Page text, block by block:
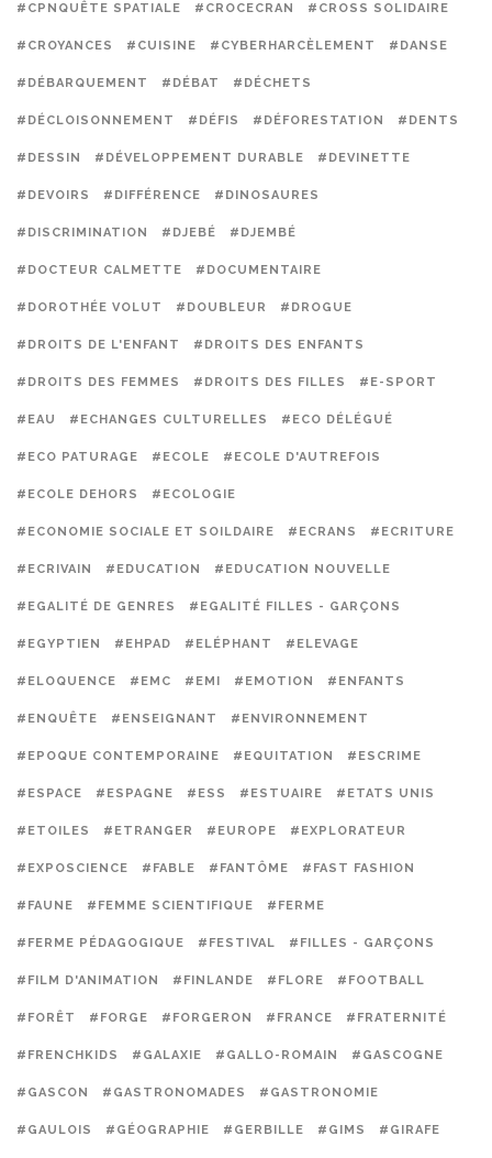
#CPNQUÊTE SPATIALE #CROCECRAN #CROSS SOLIDAIRE
#CROYANCES #CUISINE #CYBERHARCÈLEMENT #DANSE
#DÉBARQUEMENT #DÉBAT #DÉCHETS
#DÉCLOISONNEMENT #DÉFIS #DÉFORESTATION #DENTS
#DESSIN #DÉVELOPPEMENT DURABLE #DEVINETTE
#DEVOIRS #DIFFÉRENCE #DINOSAURES
#DISCRIMINATION #DJEBÉ #DJEMBÉ
#DOCTEUR CALMETTE #DOCUMENTAIRE
#DOROTHÉE VOLUT #DOUBLEUR #DROGUE
#DROITS DE L'ENFANT #DROITS DES ENFANTS
#DROITS DES FEMMES #DROITS DES FILLES #E-SPORT
#EAU #ECHANGES CULTURELLES #ECO DÉLÉGUÉ
#ECO PATURAGE #ECOLE #ECOLE D'AUTREFOIS
#ECOLE DEHORS #ECOLOGIE
#ECONOMIE SOCIALE ET SOILDAIRE #ECRANS #ECRITURE
#ECRIVAIN #EDUCATION #EDUCATION NOUVELLE
#EGALITÉ DE GENRES #EGALITÉ FILLES - GARÇONS
#EGYPTIEN #EHPAD #ELÉPHANT #ELEVAGE
#ELOQUENCE #EMC #EMI #EMOTION #ENFANTS
#ENQUÊTE #ENSEIGNANT #ENVIRONNEMENT
#EPOQUE CONTEMPORAINE #EQUITATION #ESCRIME
#ESPACE #ESPAGNE #ESS #ESTUAIRE #ETATS UNIS
#ETOILES #ETRANGER #EUROPE #EXPLORATEUR
#EXPOSCIENCE #FABLE #FANTÔME #FAST FASHION
#FAUNE #FEMME SCIENTIFIQUE #FERME
#FERME PÉDAGOGIQUE #FESTIVAL #FILLES - GARÇONS
#FILM D'ANIMATION #FINLANDE #FLORE #FOOTBALL
#FORÊT #FORGE #FORGERON #FRANCE #FRATERNITÉ
#FRENCHKIDS #GALAXIE #GALLO-ROMAIN #GASCOGNE
#GASCON #GASTRONOMADES #GASTRONOMIE
#GAULOIS #GÉOGRAPHIE #GERBILLE #GIMS #GIRAFE